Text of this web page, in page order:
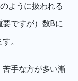
ように扱われる
ですが）数Bに
。
手な方が多い漸